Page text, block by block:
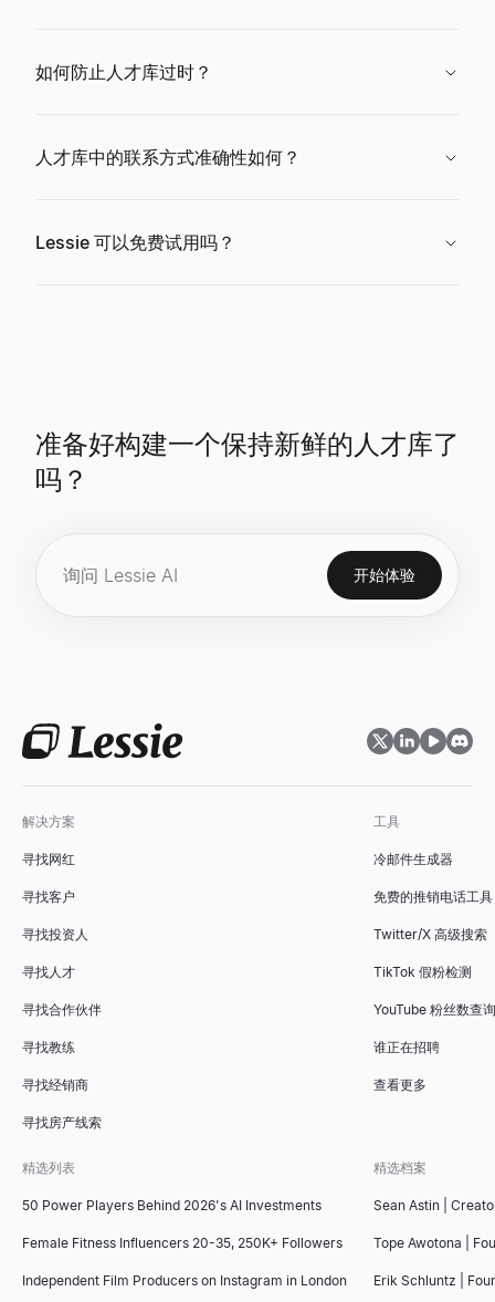
如何防止人才库过时？
人才库中的联系方式准确性如何？
Lessie 可以免费试用吗？
准备好构建一个保持新鲜的人才库了
吗？
开始体验
解决方案
寻找网红
寻找客户
寻找投资人
寻找人才
寻找合作伙伴
寻找教练
寻找经销商
寻找房产线索
工具
冷邮件生成器
免费的推销电话工具
Twitter/X 高级搜索
TikTok 假粉检测
YouTube 粉丝数查询
谁正在招聘
查看更多
精选列表
50 Power Players Behind 2026's AI Investments
Female Fitness Influencers 20-35, 250K+ Followers
Independent Film Producers on Instagram in London
精选档案
Sean Astin |
Tope Awotona |
Erik Schluntz |